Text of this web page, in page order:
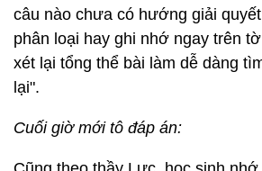
câu nào chưa có hướng giải
phân loại hay ghi nhớ ngay trên
xét lại tổng thể bài làm dễ dàng
lại".
Cuối giờ mới tô đáp án: